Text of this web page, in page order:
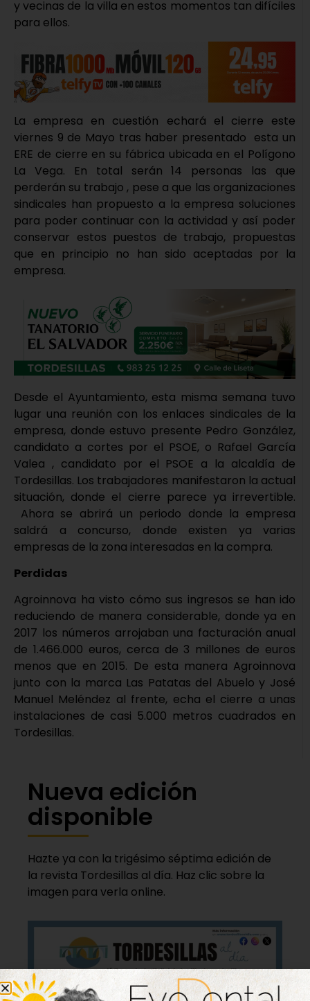
y vecinas de la villa en estos momentos tan difíciles
para ellos.
La empresa en cuestión echará el cierre este
viernes 9 de Mayo tras haber presentado esta un
ERE de cierre en su fábrica ubicada en el Polígono
La Vega. En total serán 14 personas las que
perderán su trabajo , pese a que las organizaciones
sindicales han propuesto a la empresa soluciones
para poder continuar con la actividad y así poder
conservar estos puestos de trabajo, propuestas
que en principio no han sido aceptadas por la
empresa.
Desde el Ayuntamiento, esta misma semana tuvo
lugar una reunión con los enlaces sindicales de la
empresa, donde estuvo presente Pedro González,
candidato a cortes por el PSOE, o Rafael García
Valea , candidato por el PSOE a la alcaldía de
Tordesillas. Los trabajadores manifestaron la actual
situación, donde el cierre parece ya irrevertible.
Ahora se abrirá un periodo donde la empresa
saldrá a concurso, donde existen ya varias
empresas de la zona interesadas en la compra.
Perdidas
Agroinnova ha visto cómo sus ingresos se han ido
reduciendo de manera considerable, donde ya en
2017 los números arrojaban una facturación anual
de 1.466.000 euros, cerca de 3 millones de euros
menos que en 2015. De esta manera Agroinnova
junto con la marca Las Patatas del Abuelo y José
Manuel Meléndez al frente, echa el cierre a unas
instalaciones de casi 5.000 metros cuadrados en
Tordesillas.
Nueva edición
disponible
Hazte ya con la trigésimo séptima edición de
la revista Tordesillas al día. Haz clic sobre la
imagen para verla online.